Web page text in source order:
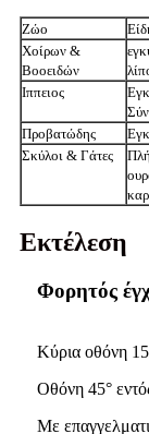
Ζώο
Χοίρων &
Βοοειδών
Ιππειος
Προβατώδης
Σκύλοι & Γάτες
Εκτέλεση
Φορητός
Κύρια οθόνη
Οθόνη 45°
Με